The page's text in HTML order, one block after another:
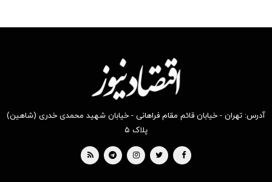
آدرس: تهران - خیابان قائم مقام فراهانی - خیابان شهید محمدی خدری (شاهین)
پلاک ۵